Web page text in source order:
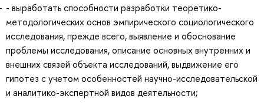
- выработать способности разработки теоретико-
методологических основ эмпирического социологического
исследования, прежде всего, выявление и обоснование
проблемы исследования, описание основных внутренних и
внешних связей объекта исследований, выдвижение его
гипотез с учетом особенностей научно-исследовательской
и аналитико-экспертной видов деятельности;